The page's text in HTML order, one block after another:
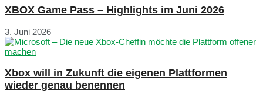
XBOX Game Pass – Highlights im Juni 2026
3. Juni 2026
Xbox will in Zukunft die eigenen Plattformen
wieder genau benennen